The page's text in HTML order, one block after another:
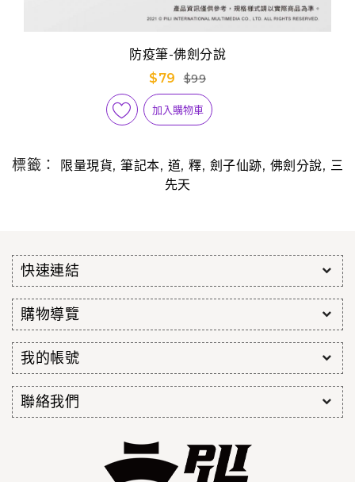
防疫筆-佛劍分說
$79
$99
加入購物車
標籤： 限量現貨, 筆記本, 道, 釋, 劍子仙跡, 佛劍分說, 三
先天
快速連結
購物導覽
我的帳號
聯絡我們